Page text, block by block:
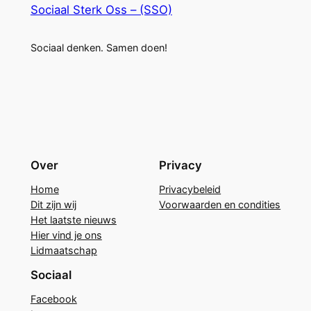
Sociaal Sterk Oss – (SSO)
Sociaal denken. Samen doen!
Over
Home
Dit zijn wij
Het laatste nieuws
Hier vind je ons
Lidmaatschap
Privacy
Privacybeleid
Voorwaarden en condities
Sociaal
Facebook